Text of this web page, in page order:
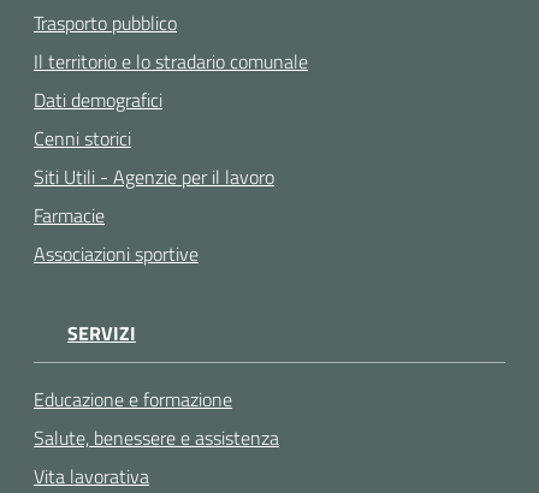
Trasporto pubblico
Il territorio e lo stradario comunale
Dati demografici
Cenni storici
Siti Utili - Agenzie per il lavoro
Farmacie
Associazioni sportive
SERVIZI
Educazione e formazione
Salute, benessere e assistenza
Vita lavorativa